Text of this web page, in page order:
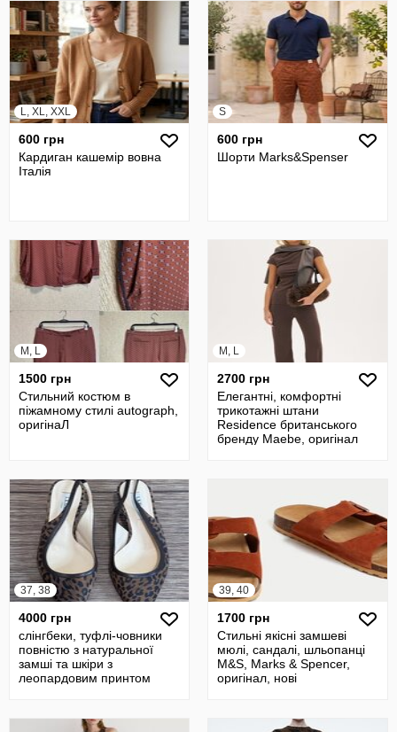
L, XL, XXL
600 грн
Кардиган кашемір вовна
Італія
S
600 грн
Шорти Marks&Spenser
M, L
1500 грн
Стильний костюм в
піжамному стилі autograph,
оригінаЛ
M, L
2700 грн
Елегантні, комфортні
трикотажні штани
Residence британського
бренду Maebe, оригінал
37, 38
4000 грн
слінгбеки, туфлі-човники
повністю з натуральної
замші та шкіри з
леопардовим принтом
39, 40
1700 грн
Стильні якісні замшеві
мюлі, сандалі, шльопанці
M&S, Marks & Spencer,
оригінал, нові